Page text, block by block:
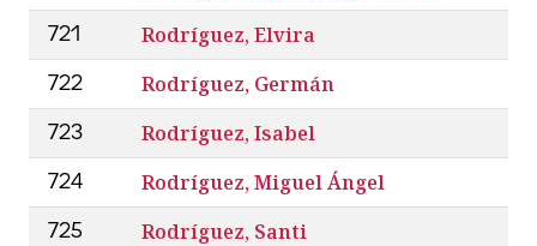
721 Rodríguez, Elvira
722 Rodríguez, Germán
723 Rodríguez, Isabel
724 Rodríguez, Miguel Ángel
725 Rodríguez, Santi